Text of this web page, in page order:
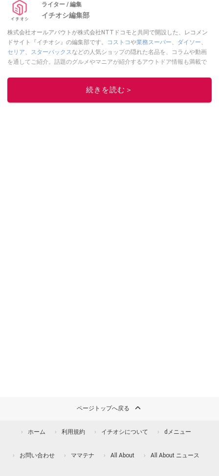
ライター / 編集
イチオシ編集部
株式会社オールアバウトが株式会社NTTドコモと共同で開設した、レコメン
ドサイト『イチオシ』の編集部です。
コストコや業務スーパー、 ダイソー、
セリア、 スターバックスなどの人気ショップの隠れた名品を、コラムや動画
を通してご紹介。話題のグルメやマニアが紹介するアウトドア情報も満載で
レビューしています。毎日トレンド情報をお届けしているので、ぜひ
してください！続きを読む＞
ページトップへ戻る
ホーム 利用規約 イチオシについて dメニュー
お問い合わせ ママテナ All About All About ニュース